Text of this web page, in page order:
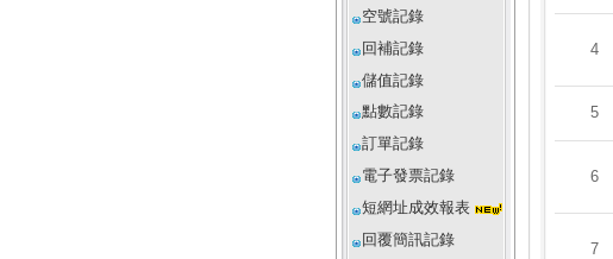
空號記錄
回補記錄
儲值記錄
點數記錄
訂單記錄
電子發票記錄
短網址成效報表
回覆簡訊記錄
4
5
6
7